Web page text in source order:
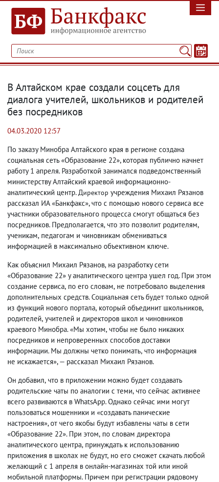
В Алтайском крае создали соцсеть для
диалога учителей, школьников и родителей
без посредников
04.03.2020 12:57
По заказу Минобра Алтайского края в регионе создана
социальная сеть «Образование 22», которая публично начнет
работу 1 апреля. Разработкой занимался подведомственный
министерству Алтайский краевой информационно-
аналитический центр. Директор учреждения Михаил Рязанов
рассказал ИА «Банкфакс», что с помощью нового сервиса все
участники образовательного процесса смогут общаться без
посредников. Предполагается, что это позволит родителям,
ученикам, педагогам и чиновникам обмениваться
информацией в максимально объективном ключе.
Как объяснил Михаил Рязанов, на разработку сети
«Образование 22» у аналитического центра ушел год. При этом
создание сервиса, по его словам, не потребовало выделения
дополнительных средств. Социальная сеть будет только одной
из функций нового портала, который объединит школьников,
родителей, учителей и директоров школ и чиновников
краевого Минобра. «Мы хотим, чтобы не было никаких
посредников и непроверенных способов доставки
информации. Мы должны четко понимать, что информация
не искажается», — рассказал Михаил Рязанов.
Он добавил, что в приложении можно будет создавать
родительские чаты по аналогии с теми, что сейчас активнее
всего развиваются в WhatsApp. Однако сейчас ими могут
пользоваться мошенники и «создавать панические
настроения», от чего якобы будут избавлены чаты в сети
«Образование 22». При этом, по словам директора
аналитического центра, принуждать к использованию
приложения в школах не будут, но его сможет скачать любой
желающий с 1 апреля в онлайн-магазинах той или иной
мобильной платформы. Причем при регистрации рядовому